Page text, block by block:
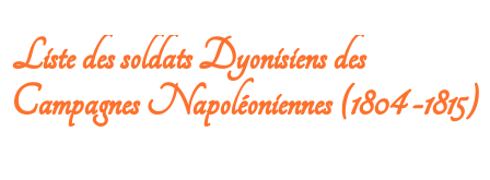
Liste des soldats Dyonisiens des
Campagnes Napoléoniennes (1804 -1815)